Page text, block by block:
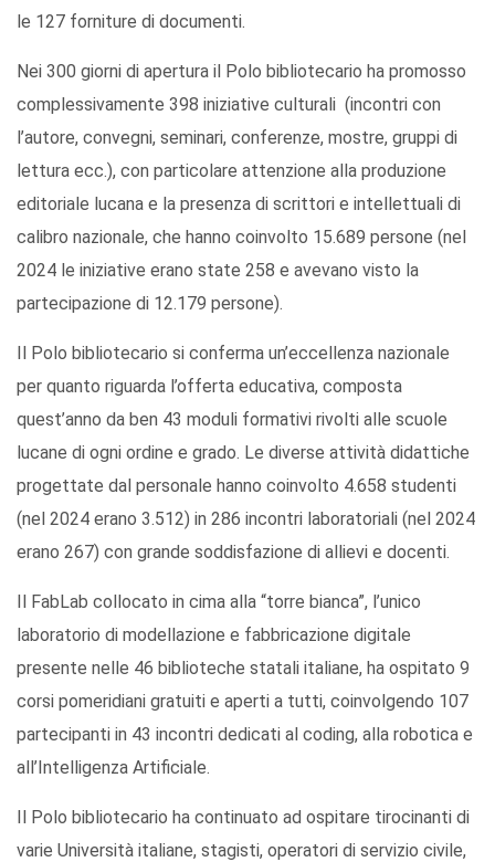
le 127 forniture di documenti.
Nei 300 giorni di apertura il Polo bibliotecario ha promosso
complessivamente 398 iniziative culturali (incontri con
l’autore, convegni, seminari, conferenze, mostre, gruppi di
lettura ecc.), con particolare attenzione alla produzione
editoriale lucana e la presenza di scrittori e intellettuali di
calibro nazionale, che hanno coinvolto 15.689 persone (nel
2024 le iniziative erano state 258 e avevano visto la
partecipazione di 12.179 persone).
Il Polo bibliotecario si conferma un’eccellenza nazionale
per quanto riguarda l’offerta educativa, composta
quest’anno da ben 43 moduli formativi rivolti alle scuole
lucane di ogni ordine e grado. Le diverse attività didattiche
progettate dal personale hanno coinvolto 4.658 studenti
(nel 2024 erano 3.512) in 286 incontri laboratoriali (nel 2024
erano 267) con grande soddisfazione di allievi e docenti.
Il FabLab collocato in cima alla “torre bianca”, l’unico
laboratorio di modellazione e fabbricazione digitale
presente nelle 46 biblioteche statali italiane, ha ospitato 9
corsi pomeridiani gratuiti e aperti a tutti, coinvolgendo 107
partecipanti in 43 incontri dedicati al coding, alla robotica e
all’Intelligenza Artificiale.
Il Polo bibliotecario ha continuato ad ospitare tirocinanti di
varie Università italiane, stagisti, operatori di servizio civile,